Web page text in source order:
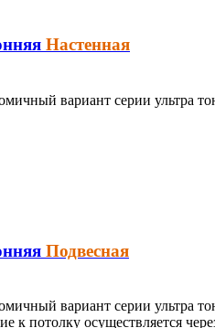
Настенная
вариант серии ультра
Подвесная
вариант серии ультра
к потолку осуществляется